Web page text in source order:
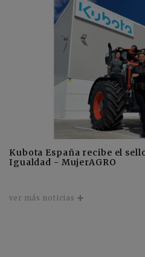
Kubota España recibe el
Igualdad - MujerAGRO
ver más noticias